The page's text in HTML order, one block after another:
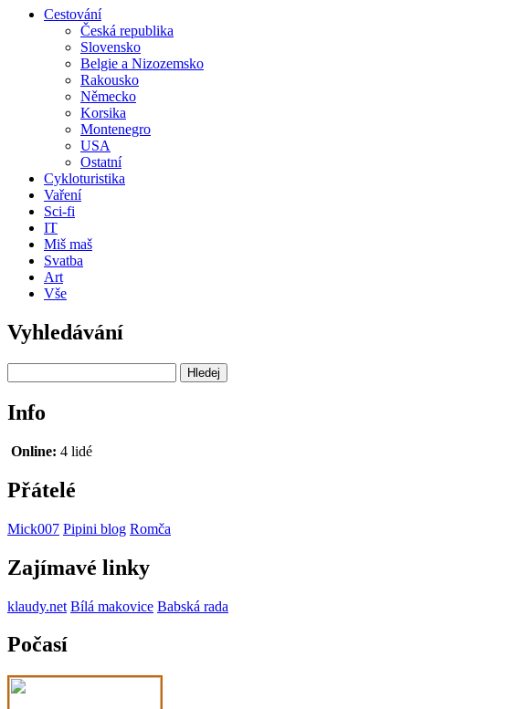
Cestování
Česká republika
Slovensko
Belgie a Nizozemsko
Rakousko
Německo
Korsika
Montenegro
USA
Ostatní
Cykloturistika
Vaření
Sci-fi
IT
Miš maš
Svatba
Art
Vše
Vyhledávání
Info
Online: 4 lidé
Přátelé
Mick007 Pipini blog Romča
Zajímavé linky
klaudy.net Bílá makovice Babská rada
Počasí